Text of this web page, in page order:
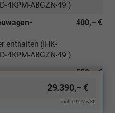
4KPM-ABGZN-49 )
400,– €
enthalten (IHK-
4KPM-ABGZN-49 )
550,– €
enthalten (IHK-
(nur
29.390,– €
incl. 19% MwSt.